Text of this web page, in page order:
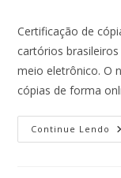
Certificação de
cartórios
meio eletrônico. O
cópias de forma
Continue Lendo